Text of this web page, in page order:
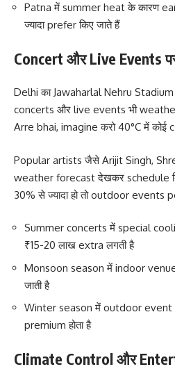
Patna में summer heat के कारण
ज्यादा prefer किए जाते हैं
Concert और Live Events
Delhi का Jawaharlal Nehru
concerts और live events भी weather
Arre bhai, imagine करो 40°C में कोई
Popular artists जैसे Arijit Singh,
weather forecast देखकर schedule
30% से ज्यादा हो तो outdoor events
Summer concerts में special
₹15-20 लाख extra लगती है
Monsoon season में indoor
जाती है
Winter season में outdoor event
premium होता है
Climate Control और